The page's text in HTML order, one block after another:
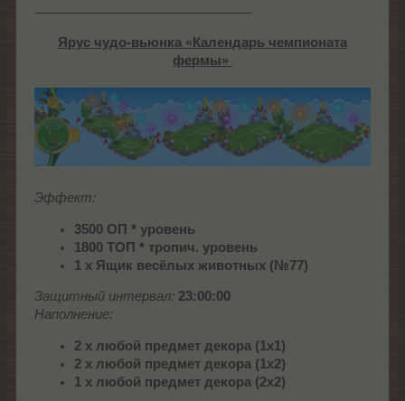
Ярус чудо-вьюнка « Календарь чемпионата
фермы»
Эффект:
3500 ОП * уровень
1800 ТОП * тропич. уровень
1 x Ящик весёлых животных (№77)
Защитный интервал: 23:00:00
Наполнение:
2 x любой предмет декора (1x1)
2 x любой предмет декора (1x2)
1 x любой предмет декора (2x2)